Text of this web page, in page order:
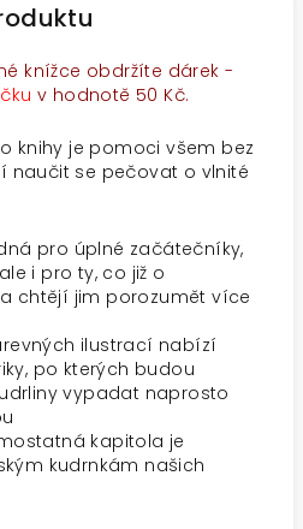
knížce obdržíte dárek -
v hodnotě 50 Kč.
knihy je pomoci všem bez
naučit se pečovat o vlnité
pro úplné začátečníky,
i pro ty, co již o
chtějí jim porozumět více
ilustrací nabízí
po kterých budou
vypadat naprosto
kapitola je
kudrnkám našich